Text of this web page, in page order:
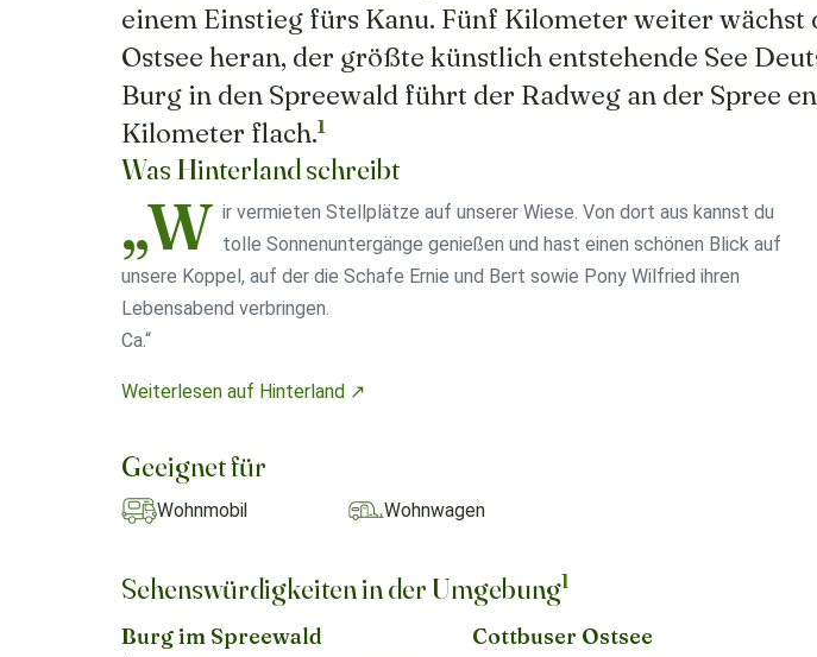
einem Einstieg fürs Kanu. Fünf Kilometer weiter wächst
Ostsee heran, der größte künstlich entstehende See
Burg in den Spreewald führt der Radweg an der Spree
Kilometer flach.1
Was Hinterland schreibt
„W ir vermieten Stellplätze auf unserer Wiese. Von dort aus kannst du
tolle Sonnenuntergänge genießen und hast einen schönen Blick auf
unsere Koppel, auf der die Schafe Ernie und Bert sowie Pony Wilfried ihren
Lebensabend verbringen.
Ca.“
Weiterlesen auf Hinterland ↗
Geeignet für
Wohnmobil Wohnwagen
Sehenswürdigkeiten in der Umgebung1
Burg im Spreewald Cottbuser Ostsee